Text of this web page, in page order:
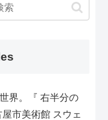
界。『 右半分の
市美術館 スウェ